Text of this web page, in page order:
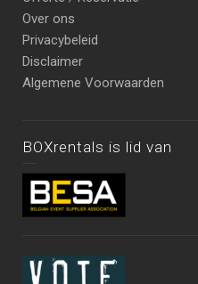
Over ons
Privacybeleid
Disclaimer
Algemene Voorwaarden
BOXrentals is lid van